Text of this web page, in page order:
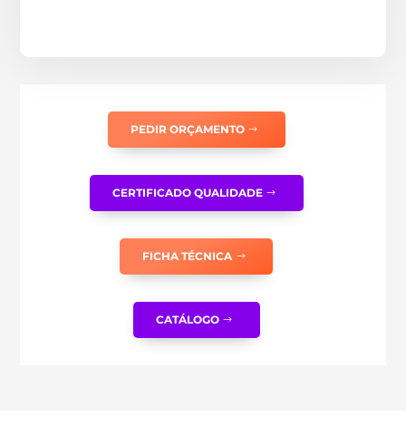
PEDIR ORÇAMENTO
CERTIFICADO QUALIDADE
FICHA TÉCNICA
CATÁLOGO